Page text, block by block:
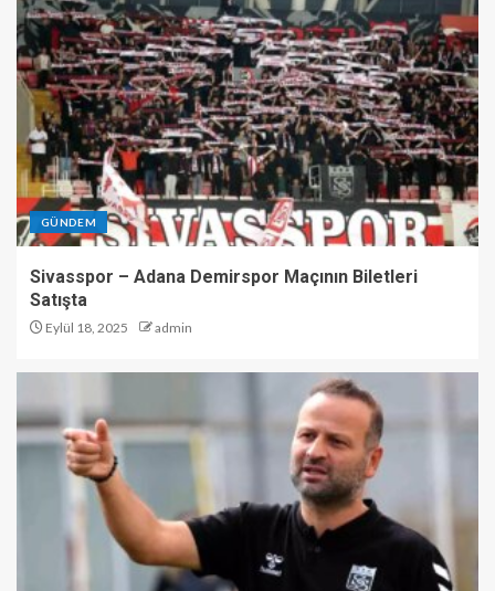
GÜNDEM
Sivasspor – Adana Demirspor Maçının Biletleri
Satışta
Eylül 18, 2025 admin